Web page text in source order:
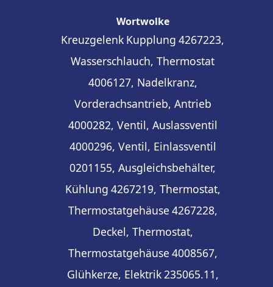
Wortwolke
Kreuzgelenk Kupplung 4267223,
Wasserschlauch, Thermostat
4006127, Nadelkranz,
Vorderachsantrieb, Antrieb
4000282, Ventil, Auslassventil
4000296, Ventil, Einlassventil
0201155, Ausgleichsbehälter,
Kühlung 4267219, Thermostat,
Thermostatgehäuse 4267228,
Deckel, Thermostat,
Thermostatgehäuse 4008567,
Glühkerze, Elektrik 235065.11,